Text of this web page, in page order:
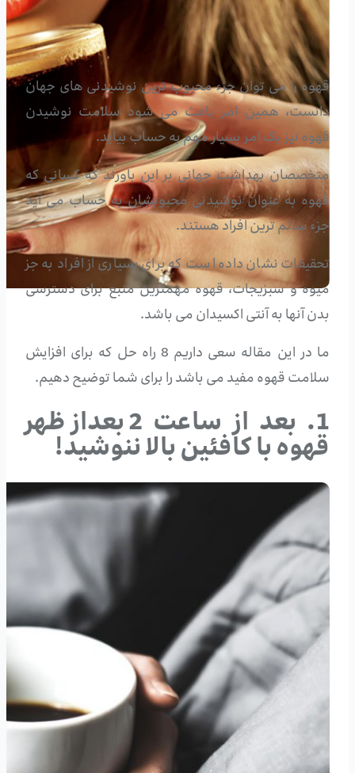
قهوه را می توان جزء محبوب ترین نوشیدنی های جهان
دانست، همین امر باعث می شود سلامت نوشیدن
قهوه نیز یک امر بسیار مهم به حساب بیاید.
متخصصان بهداشت جهانی بر این باورند که کسانی که
قهوه به عنوان نوشیدنی محبوبشان به حساب می آید
جزء سالم ترین افراد هستند.
تحقیقات نشان داده است که برای بسیاری از افراد به جز
میوه و سبزیجات، قهوه مهمترین منبع برای دسترسی
بدن آنها به آنتی اکسیدان می باشد.
ما در این مقاله سعی داریم 8 راه حل که برای افزایش
سلامت قهوه مفید می باشد را برای شما توضیح دهیم.
1. بعد از ساعت 2 بعدازظهر
قهوه با کافئین بالا ننوشید!